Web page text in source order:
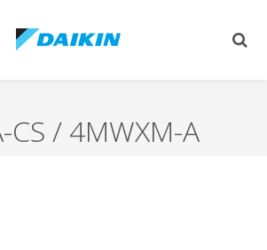
CS / 4MWXM-A